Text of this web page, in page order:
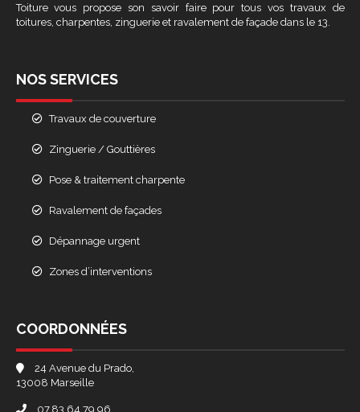
Toiture vous propose son savoir faire pour tous vos travaux de
toitures, charpentes, zinguerie et ravalement de façade dans le 13.
NOS SERVICES
Travaux de couverture
Zinguerie / Gouttières
Pose & traitement charpente
Ravalement de façades
Dépannage urgent
Zones d’interventions
COORDONNÉES
24 Avenue du Prado,
13008 Marseille
07.83.64.79.96